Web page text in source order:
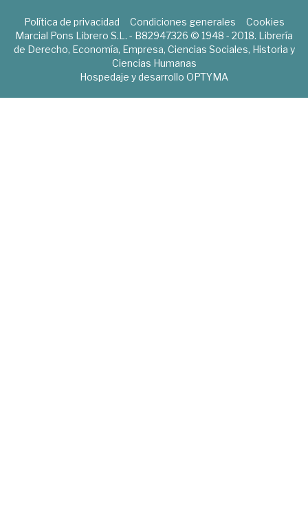
Política de privacidad Condiciones generales
Cookies
Marcial Pons Librero S.L. - B82947326 © 1948 - 2018. Librería
de Derecho, Economía, Empresa, Ciencias Sociales, Historia y
Ciencias Humanas
Hospedaje y desarrollo OPTYMA